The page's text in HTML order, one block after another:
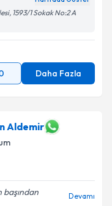
1593/1 Sokak No:2 A
Daha Fazla
Aldemir
Devamı